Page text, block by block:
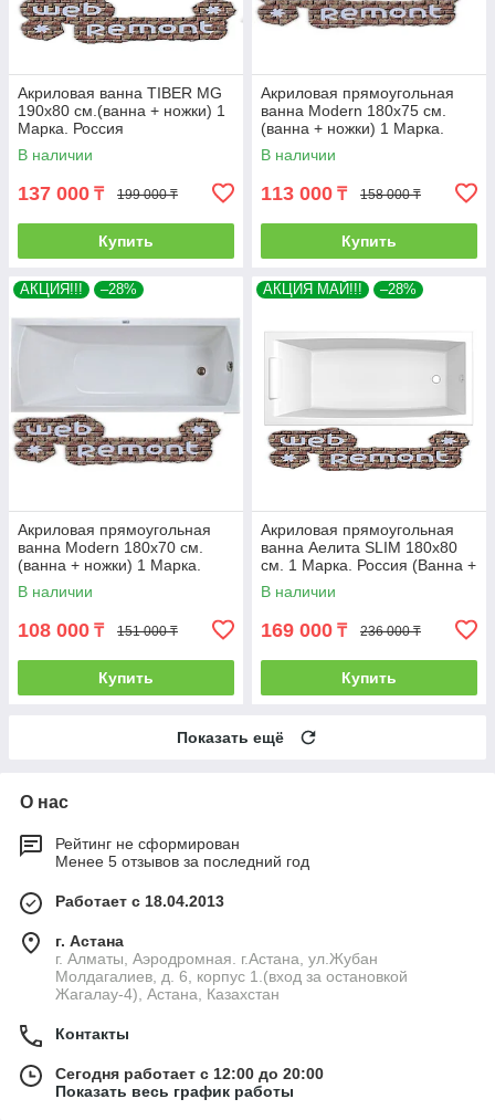
Акриловая ванна TIBER MG
190х80 см.(ванна + ножки) 1
Марка. Россия
В наличии
137 000 ₸ 199 000 ₸
Купить
Акриловая прямоугольная
ванна Modern 180х75 см.
(ванна + ножки) 1 Марка.
Россия
В наличии
113 000 ₸ 158 000 ₸
Купить
АКЦИЯ!!! –28%
Акриловая прямоугольная
ванна Modern 180х70 см.
(ванна + ножки) 1 Марка.
Россия
В наличии
108 000 ₸ 151 000 ₸
Купить
АКЦИЯ МАЙ!!! –28%
Акриловая прямоугольная
ванна Аелита SLIM 180х80
см. 1 Марка. Россия (Ванна +
ножки)
В наличии
169 000 ₸ 236 000 ₸
Купить
Показать ещё
О нас
Рейтинг не сформирован
Менее 5 отзывов за последний год
Работает с 18.04.2013
г. Астана
г. Алматы, Аэродромная. г.Астана, ул.Жубан
Молдагалиев, д. 6, корпус 1.(вход за остановкой
Жагалау-4), Астана, Казахстан
Контакты
Сегодня работает с 12:00 до 20:00
Показать весь график работы